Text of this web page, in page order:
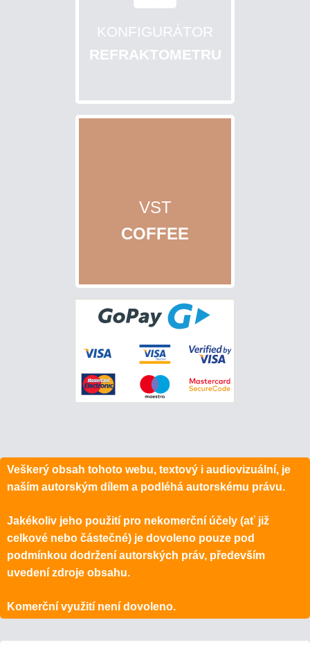
KONFIGURÁTOR
REFRAKTOMETRU
VST
COFFEE
Veškerý obsah tohoto webu, textový i audiovizuální, je
naším autorským dílem a podléhá autorskému právu.
Jakékoliv jeho použití pro nekomerční účely (ať již
celkové nebo částečné) je dovoleno pouze pod
podmínkou dodržení autorských práv, především
uvedení zdroje obsahu.
Komerční využití není dovoleno.